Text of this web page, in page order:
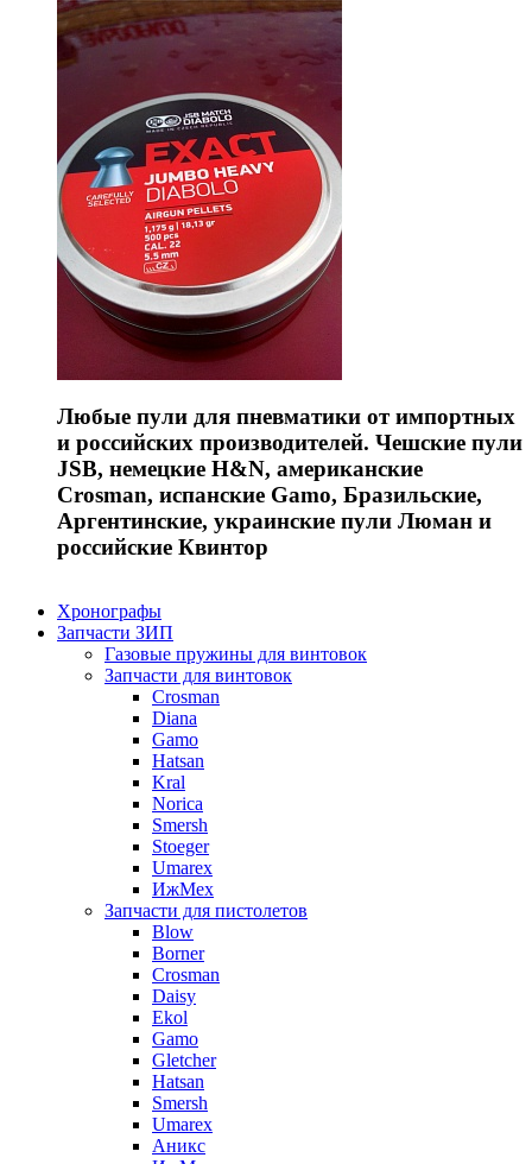
Любые пули для пневматики от импортных
и российских производителей. Чешские пули
JSB, немецкие H&N, американские
Crosman, испанские Gamo, Бразильские,
Аргентинские, украинские пули Люман и
российские Квинтор
Хронографы
Запчасти ЗИП
Газовые пружины для винтовок
Запчасти для винтовок
Crosman
Diana
Gamo
Hatsan
Kral
Norica
Smersh
Stoeger
Umarex
ИжМех
Запчасти для пистолетов
Blow
Borner
Crosman
Daisy
Ekol
Gamo
Gletcher
Hatsan
Smersh
Umarex
Аникс